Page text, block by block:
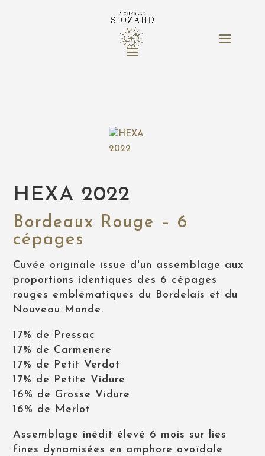
HEXA 2022
Bordeaux Rouge – 6
cépages
Cuvée originale issue d'un assemblage aux
proportions identiques des 6 cépages
rouges emblématiques du Bordelais et du
Nouveau Monde.
17% de Pressac
17% de Carmenere
17% de Petit Verdot
17% de Petite Vidure
16% de Grosse Vidure
16% de Merlot
Assemblage inédit élevé 6 mois sur lies
fines dynamisées en amphore ovoïdale